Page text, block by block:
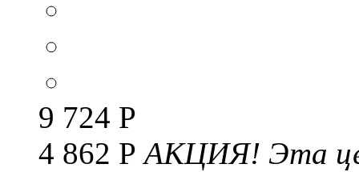
9 724 Р
4 862 РАКЦИЯ! Эта